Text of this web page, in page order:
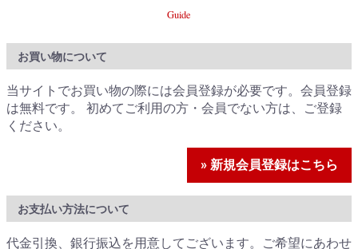
Guide
お買い物について
当サイトでお買い物の際には会員登録が必要です。会員登録
は無料です。 初めてご利用の方・会員でない方は、ご登録
ください。
» 新規会員登録はこちら
お支払い方法について
代金引換、銀行振込を用意してございます。ご希望にあわせ